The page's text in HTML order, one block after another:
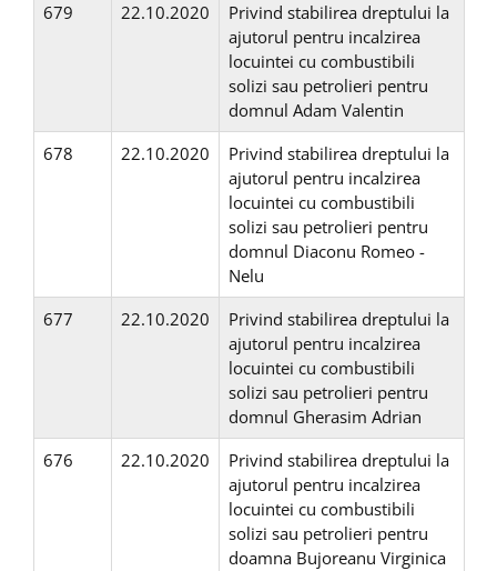
679
22.10.2020
Privind stabilirea dreptului la
ajutorul pentru incalzirea
locuintei cu combustibili
solizi sau petrolieri pentru
domnul Adam Valentin
678
22.10.2020
Privind stabilirea dreptului la
ajutorul pentru incalzirea
locuintei cu combustibili
solizi sau petrolieri pentru
domnul Diaconu Romeo -
Nelu
677
22.10.2020
Privind stabilirea dreptului la
ajutorul pentru incalzirea
locuintei cu combustibili
solizi sau petrolieri pentru
domnul Gherasim Adrian
676
22.10.2020
Privind stabilirea dreptului la
ajutorul pentru incalzirea
locuintei cu combustibili
solizi sau petrolieri pentru
doamna Bujoreanu Virginica